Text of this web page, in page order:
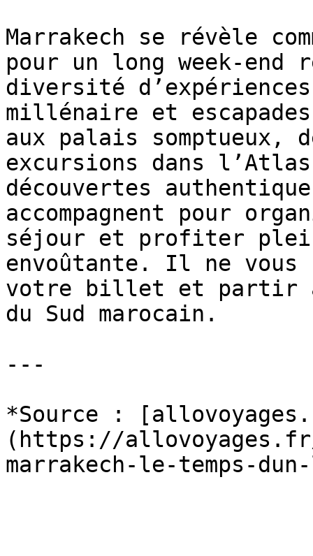
Marrakech se révèle
pour un long week-
diversité
millénaire et
aux palais somptueux,
excursions dans
découvertes
accompagnent pour
séjour et profiter
envoûtante. Il ne vous
votre billet et partir
du Sud marocain.
---
*Source :
(https://